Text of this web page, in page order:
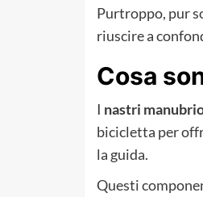
Purtroppo, pur
riuscire a
Cosa
I nastri
bicicletta per
la guida.
Questi